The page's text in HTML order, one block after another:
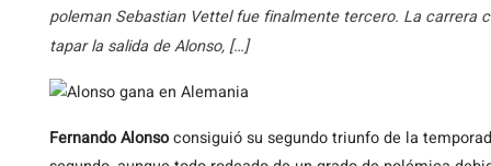
poleman Sebastian Vettel fue finalmente tercero. La carrera
tapar la salida de Alonso, […]
FernandoAlonsoconsiguió su segundo triunfo de la